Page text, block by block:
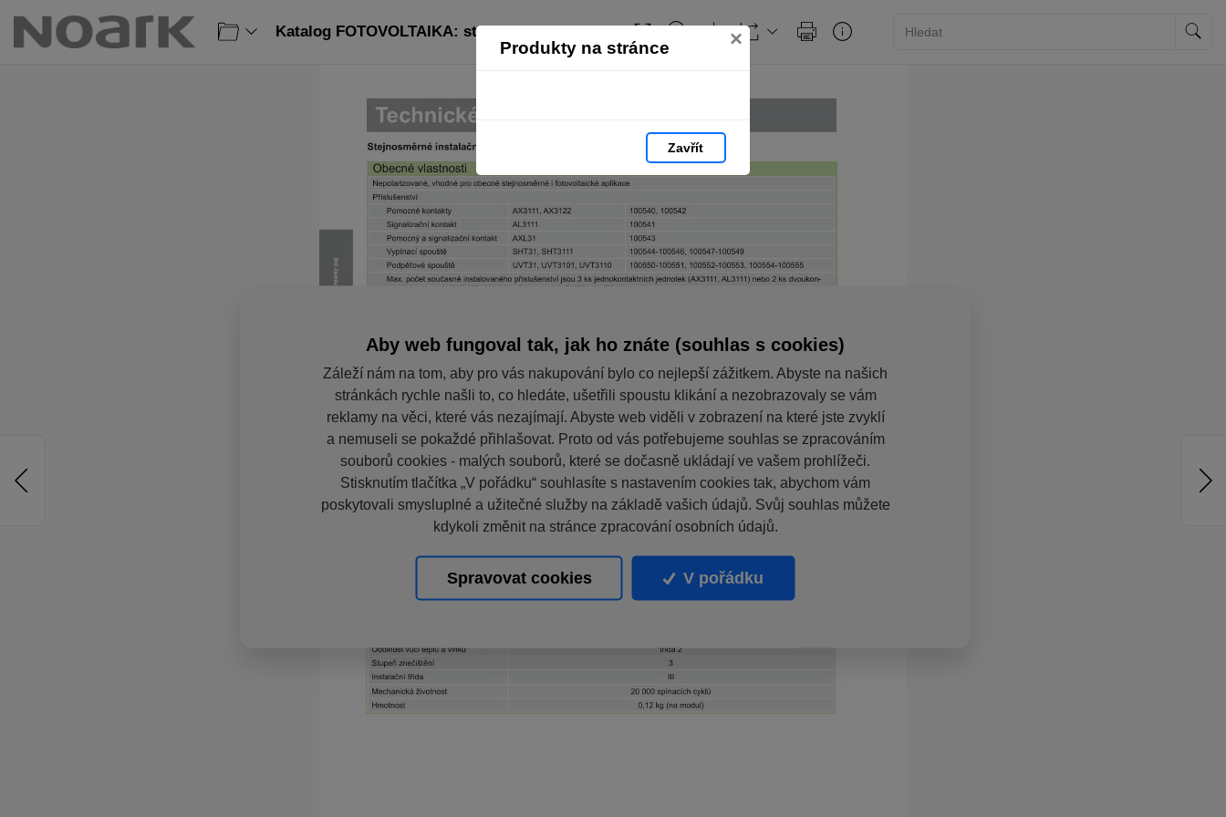
Produkty na stránce ×
Zavřít
Katalog FOTOVOLTAIKA: strana 122
Aby web fungoval tak, jak ho znáte (souhlas s cookies)
Záleží nám na tom, aby pro vás nakupování bylo co nejlepší zážitkem. Abyste na našich
stránkách rychle našli to, co hledáte, ušetřili spoustu klikání a nezobrazovaly se vám
reklamy na věci, které vás nezajímají. Abyste web viděli v zobrazení na které jste zvyklí
a nemuseli se pokaždé přihlašovat. Proto od vás potřebujeme souhlas se zpracováním
souborů cookies - malých souborů, které se dočasně ukládají ve vašem prohlížeči.
Stisknutím tlačítka „V pořádku“ souhlasíte s nastavením cookies tak, abychom vám
poskytovali smysluplné a užitečné služby na základě vašich údajů. Svůj souhlas můžete
kdykoli změnit na stránce zpracování osobních údajů.
Spravovat cookies V pořádku